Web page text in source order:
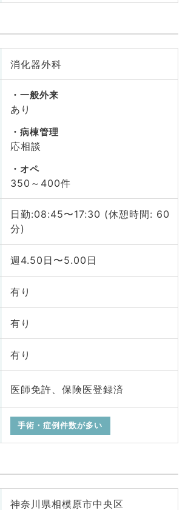
消化器外科
一般外来
あり
病棟管理
応相談
オペ
350～400件
日勤:08:45〜17:30 (休憩時間: 60
分)
週4.50日〜5.00日
有り
有り
有り
医師免許、保険医登録済
手術・症例件数が多い
神奈川県相模原市中央区